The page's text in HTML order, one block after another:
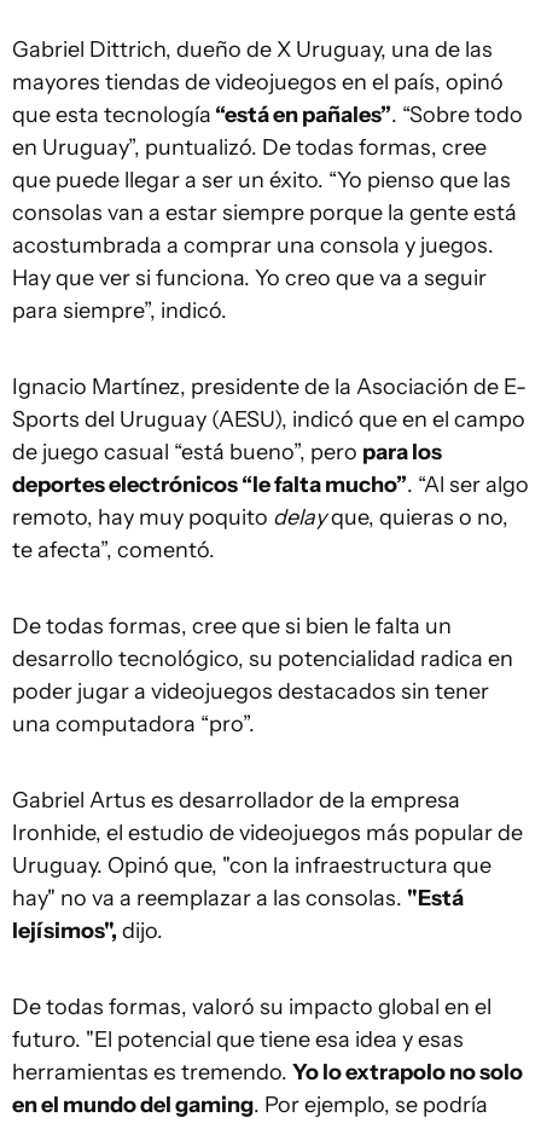
Gabriel Dittrich, dueño de X Uruguay, una de las
mayores tiendas de videojuegos en el país, opinó
que esta tecnología “está en pañales”. “Sobre todo
en Uruguay”, puntualizó. De todas formas, cree
que puede llegar a ser un éxito. “Yo pienso que las
consolas van a estar siempre porque la gente está
acostumbrada a comprar una consola y juegos.
Hay que ver si funciona. Yo creo que va a seguir
para siempre”, indicó.
Ignacio Martínez, presidente de la Asociación de E-
Sports del Uruguay (AESU), indicó que en el campo
de juego casual “está bueno”, pero para los
deportes electrónicos “le falta mucho”. “Al ser algo
remoto, hay muy poquito delayque, quieras o no,
te afecta”, comentó.
De todas formas, cree que si bien le falta un
desarrollo tecnológico, su potencialidad radica en
poder jugar a videojuegos destacados sin tener
una computadora “pro”.
Gabriel Artus es desarrollador de la empresa
Ironhide, el estudio de videojuegos más popular de
Uruguay. Opinó que, "con la infraestructura que
hay" no va a reemplazar a las consolas. "Está
lejísimos", dijo.
De todas formas, valoró su impacto global en el
futuro. "El potencial que tiene esa idea y esas
herramientas es tremendo. Yo lo extrapolo no solo
en el mundo del gaming. Por ejemplo, se podría